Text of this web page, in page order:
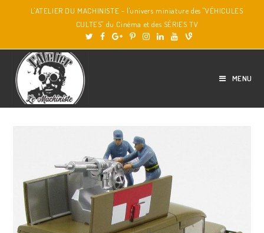
L'ATELIER DU MACHINISTE - l'univers miniature des "VÉHICULES
CULTES" du Cinéma et des SÉRIES TV
MENU